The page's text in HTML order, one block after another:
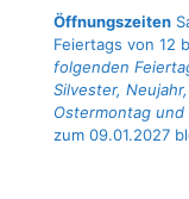
Öffnungszeiten
Feiertags von 12
folgenden
Silvester,
Ostermontag
zum 09.01.2027